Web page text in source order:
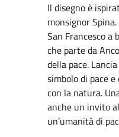
Il disegno è
monsignor
San Francesco a
che parte da
della pace.
simbolo di pace
con la natura.
anche un invito
un’umanità di